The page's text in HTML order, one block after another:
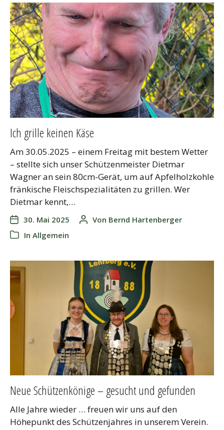
Ich grille keinen Käse
Am 30.05.2025 – einem Freitag mit bestem Wetter
– stellte sich unser Schützenmeister Dietmar
Wagner an sein 80cm-Gerät, um auf Apfelholzkohle
fränkische Fleischspezialitäten zu grillen. Wer
Dietmar kennt,…
30. Mai 2025 Von Bernd Hartenberger
In Allgemein
Neue Schützenkönige – gesucht und gefunden
Alle Jahre wieder … freuen wir uns auf den
Höhepunkt des Schützenjahres in unserem Verein.